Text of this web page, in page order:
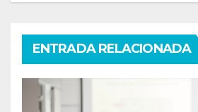
ENTRADA RELACIONADA